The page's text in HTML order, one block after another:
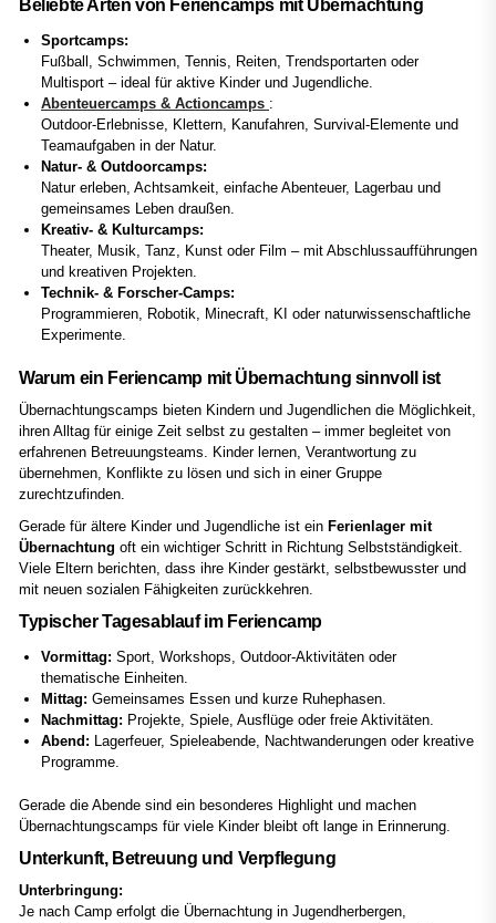
Beliebte Arten von Feriencamps mit Übernachtung
Sportcamps:
Fußball, Schwimmen, Tennis, Reiten, Trendsportarten oder
Multisport – ideal für aktive Kinder und Jugendliche.
Abenteuercamps & Actioncamps :
Outdoor-Erlebnisse, Klettern, Kanufahren, Survival-Elemente und
Teamaufgaben in der Natur.
Natur- & Outdoorcamps:
Natur erleben, Achtsamkeit, einfache Abenteuer, Lagerbau und
gemeinsames Leben draußen.
Kreativ- & Kulturcamps:
Theater, Musik, Tanz, Kunst oder Film – mit Abschlussaufführungen
und kreativen Projekten.
Technik- & Forscher-Camps:
Programmieren, Robotik, Minecraft, KI oder naturwissenschaftliche
Experimente.
Warum ein Feriencamp mit Übernachtung sinnvoll ist
Übernachtungscamps bieten Kindern und Jugendlichen die Möglichkeit,
ihren Alltag für einige Zeit selbst zu gestalten – immer begleitet von
erfahrenen Betreuungsteams. Kinder lernen, Verantwortung zu
übernehmen, Konflikte zu lösen und sich in einer Gruppe
zurechtzufinden.
Gerade für ältere Kinder und Jugendliche ist ein Ferienlager mit
Übernachtung oft ein wichtiger Schritt in Richtung Selbstständigkeit.
Viele Eltern berichten, dass ihre Kinder gestärkt, selbstbewusster und
mit neuen sozialen Fähigkeiten zurückkehren.
Typischer Tagesablauf im Feriencamp
Vormittag: Sport, Workshops, Outdoor-Aktivitäten oder
thematische Einheiten.
Mittag: Gemeinsames Essen und kurze Ruhephasen.
Nachmittag: Projekte, Spiele, Ausflüge oder freie Aktivitäten.
Abend: Lagerfeuer, Spieleabende, Nachtwanderungen oder kreative
Programme.
Gerade die Abende sind ein besonderes Highlight und machen
Übernachtungscamps für viele Kinder bleibt oft lange in Erinnerung.
Unterkunft, Betreuung und Verpflegung
Unterbringung:
Je nach Camp erfolgt die Übernachtung in Jugendherbergen,